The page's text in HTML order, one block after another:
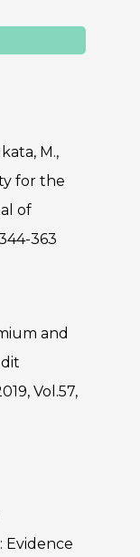
M.,
for the
of
363
and
Vol.57,
Evidence